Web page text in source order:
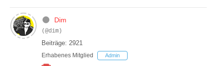
Dim
(@dim)
Beiträge: 2921
Erhabenes Mitglied Admin